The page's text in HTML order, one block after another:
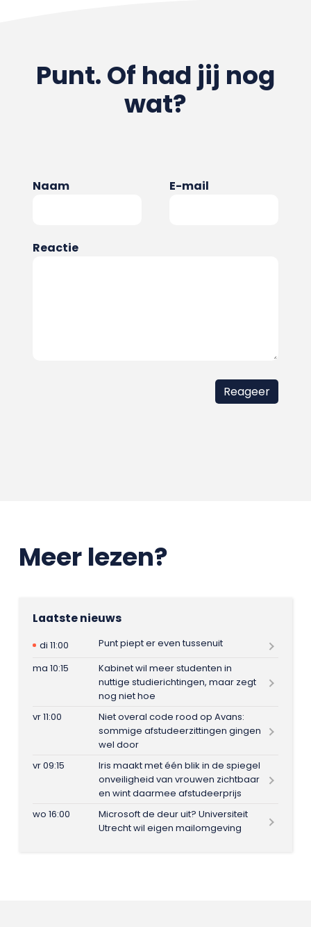
Punt. Of had jij nog
wat?
Naam E-mail
Reactie
Meer lezen?
Laatste nieuws
di 11:00
Punt piept er even tussenuit
ma 10:15
Kabinet wil meer studenten in
nuttige studierichtingen, maar zegt
nog niet hoe
vr 11:00
Niet overal code rood op Avans:
sommige afstudeerzittingen gingen
wel door
vr 09:15
Iris maakt met één blik in de spiegel
onveiligheid van vrouwen zichtbaar
en wint daarmee afstudeerprijs
wo 16:00
Microsoft de deur uit? Universiteit
Utrecht wil eigen mailomgeving